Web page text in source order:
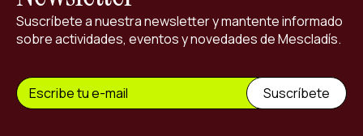
Suscríbete a nuestra newsletter y mantente informado
sobre actividades, eventos y novedades de Mescladís.